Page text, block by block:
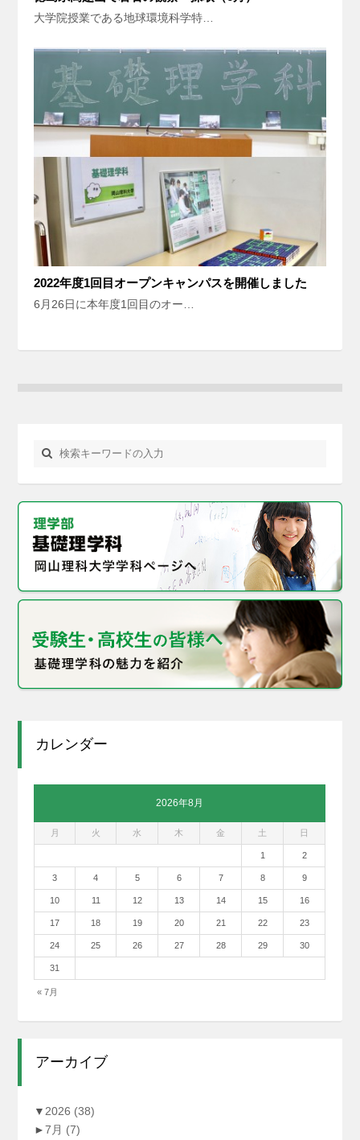
大学院授業である地球環境科学特…
2022年度1回目オープンキャンパスを開催しました
6月26日に本年度1回目のオー…
カレンダー
2026年8月
月 火 水 木 金 土 日
« 7月
1 2
3 4 5 6 7 8 9
10 11 12 13 14 15 16
17 18 19 20 21 22 23
24 25 26 27 28 29 30
31
アーカイブ
▼ 2026 (38)
►7月 (7)